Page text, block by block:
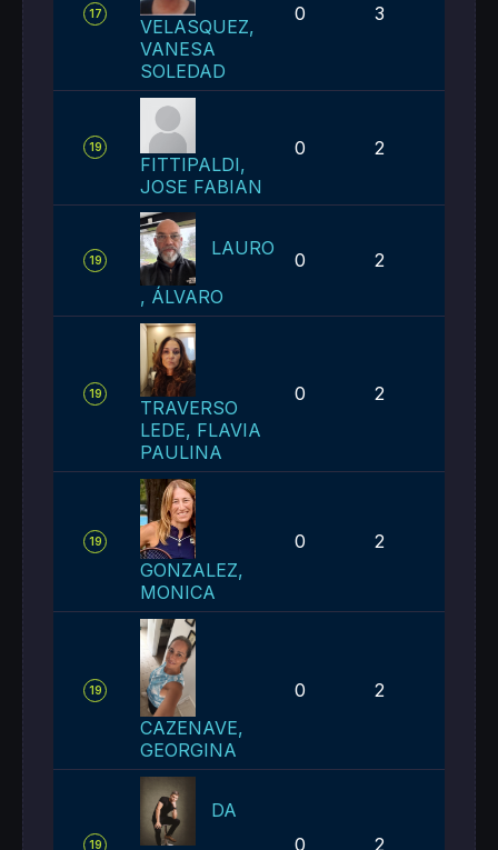
17
VELASQUEZ,
VANESA
SOLEDAD
0 3
19
FITTIPALDI,
JOSE FABIAN
0 2
19
LAURO
, ÁLVARO
0 2
19
TRAVERSO
LEDE, FLAVIA
PAULINA
0 2
19
GONZALEZ,
MONICA
0 2
19
CAZENAVE,
GEORGINA
0 2
19
DA
0 2